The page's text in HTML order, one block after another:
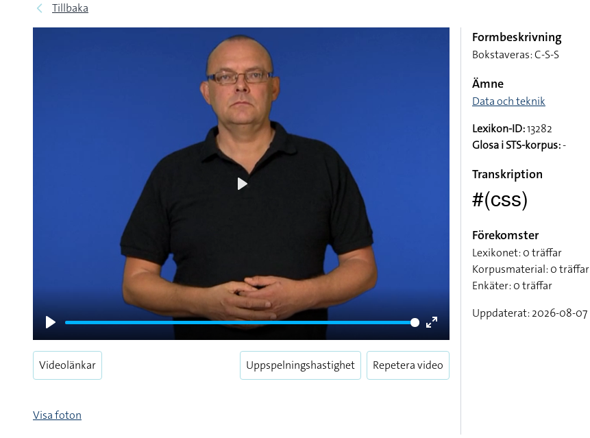
Tillbaka
Play
Enter
fullscreen
Videolänkar Uppspelningshastighet Repetera video
Visa foton
Formbeskrivning
Bokstaveras: C-S-S
Ämne
Data och teknik
Lexikon-ID:13282
Glosa i STS-korpus:-
Transkription
#(css)
Förekomster
Lexikonet: 0 träffar
Korpusmaterial: 0 träffar
Enkäter: 0 träffar
Uppdaterat: 2026-08-07